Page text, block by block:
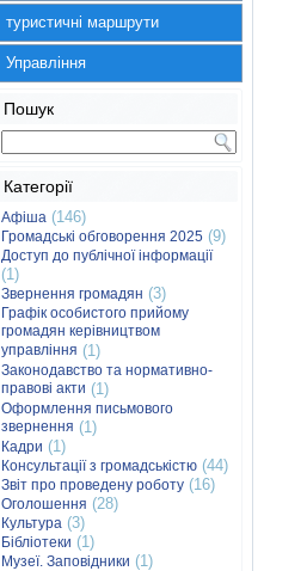
туристичні маршрути
Управління
Пошук
Категорії
Афіша (146)
Громадські обговорення 2025 (9)
Доступ до публічної інформації
(1)
Звернення громадян (3)
Графік особистого прийому
громадян керівництвом
управління (1)
Законодавство та нормативно-
правові акти (1)
Оформлення письмового
звернення (1)
Кадри (1)
Консультації з громадськістю (44)
Звіт про проведену роботу (16)
Оголошення (28)
Культура (3)
Бібліотеки (1)
Музеї. Заповідники (1)